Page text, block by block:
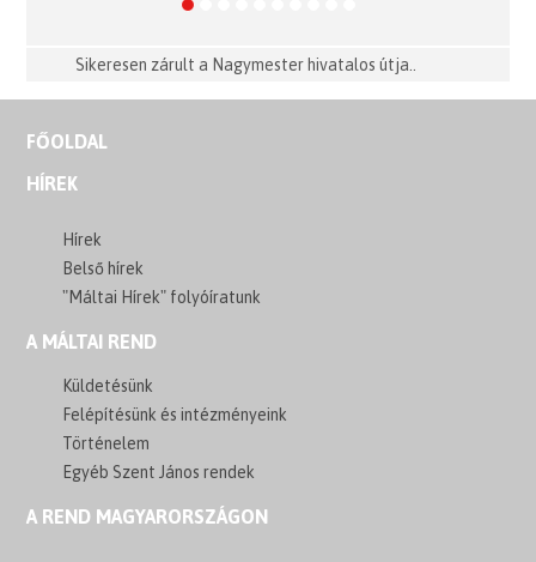
Sikeresen zárult a Nagymester hivatalos útja..
FŐOLDAL
HÍREK
Hírek
Belső hírek
"Máltai Hírek" folyóíratunk
A MÁLTAI REND
Küldetésünk
Felépítésünk és intézményeink
Történelem
Egyéb Szent János rendek
A REND MAGYARORSZÁGON